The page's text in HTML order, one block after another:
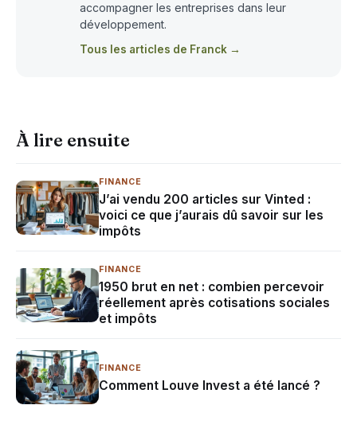
accompagner les entreprises dans leur
développement.
Tous les articles de Franck →
À lire ensuite
FINANCE
J’ai vendu 200 articles sur Vinted :
voici ce que j’aurais dû savoir sur les
impôts
FINANCE
1950 brut en net : combien percevoir
réellement après cotisations sociales
et impôts
FINANCE
Comment Louve Invest a été lancé ?